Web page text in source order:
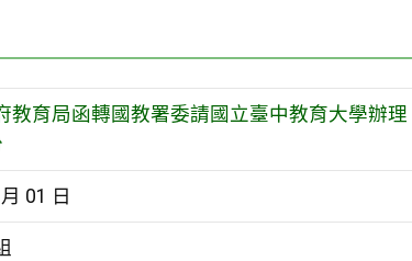
教育局函轉國教署委請國立臺中教育大學辦
01 日